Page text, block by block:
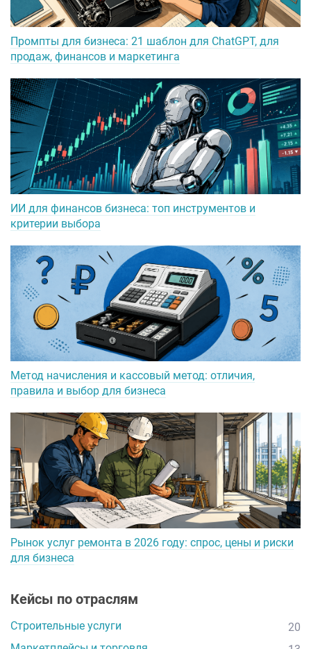
Промпты для бизнеса: 21 шаблон для ChatGPT, для
продаж, финансов и маркетинга
ИИ для финансов бизнеса: топ инструментов и
критерии выбора
Метод начисления и кассовый метод: отличия,
правила и выбор для бизнеса
Рынок услуг ремонта в 2026 году: спрос, цены и риски
для бизнеса
Кейсы по отраслям
Строительные услуги
20